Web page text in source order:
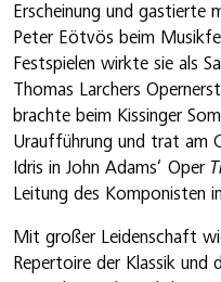
Erscheinung und gastierte
Peter Eötvös beim
Festspielen wirkte sie als
Thomas Larchers
brachte beim Kissinger
Uraufführung und trat am
Idris in John Adams‘ Oper
Leitung des Komponisten
Mit großer Leidenschaft
Repertoire der Klassik